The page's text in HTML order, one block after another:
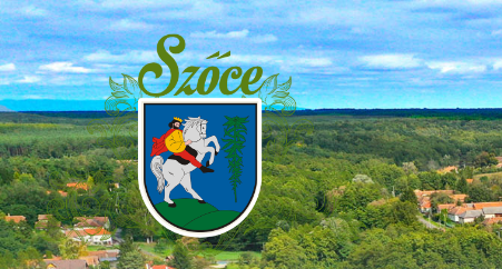
Skip
to
content
Skip
to
left
sidebar
Skip
to
footer